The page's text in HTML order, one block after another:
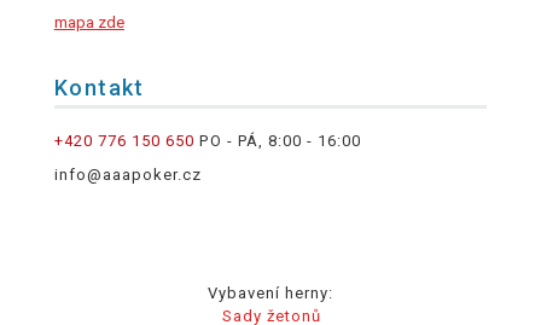
mapa zde
Kontakt
+420 776 150 650 PO - PÁ, 8:00 - 16:00
info@aaapoker.cz
Vybavení herny:
Sady žetonů